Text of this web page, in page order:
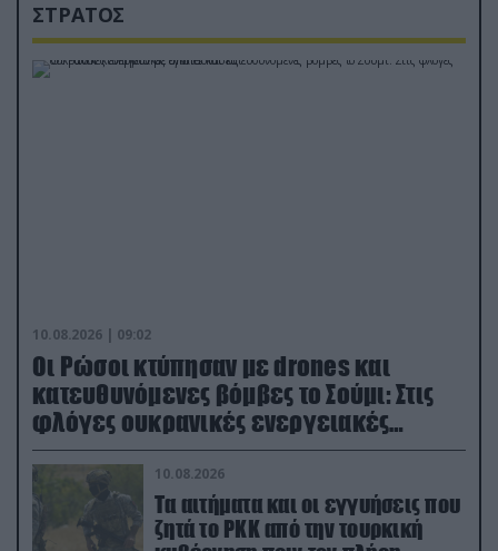
ΣΤΡΑΤΟΣ
10.08.2026 | 09:02
Οι Ρώσοι κτύπησαν με drones και
κατευθυνόμενες βόμβες το Σούμι: Στις
φλόγες ουκρανικές ενεργειακές
εγκαταστάσεις
10.08.2026
Τα αιτήματα και οι εγγυήσεις που
ζητά το PKK από την τουρκική